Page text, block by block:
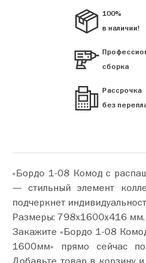
100%
в наличии!
сборка
Рассрочка
без
«Бордо 1-08 Комод с
— стильный элемент
подчеркнет
Размеры: 798х1600х416 мм.
Закажите «Бордо 1-08
1600мм» прямо сейчас